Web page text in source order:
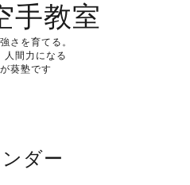
手教室
さを育てる。
人間力になる
葵塾です
ダー